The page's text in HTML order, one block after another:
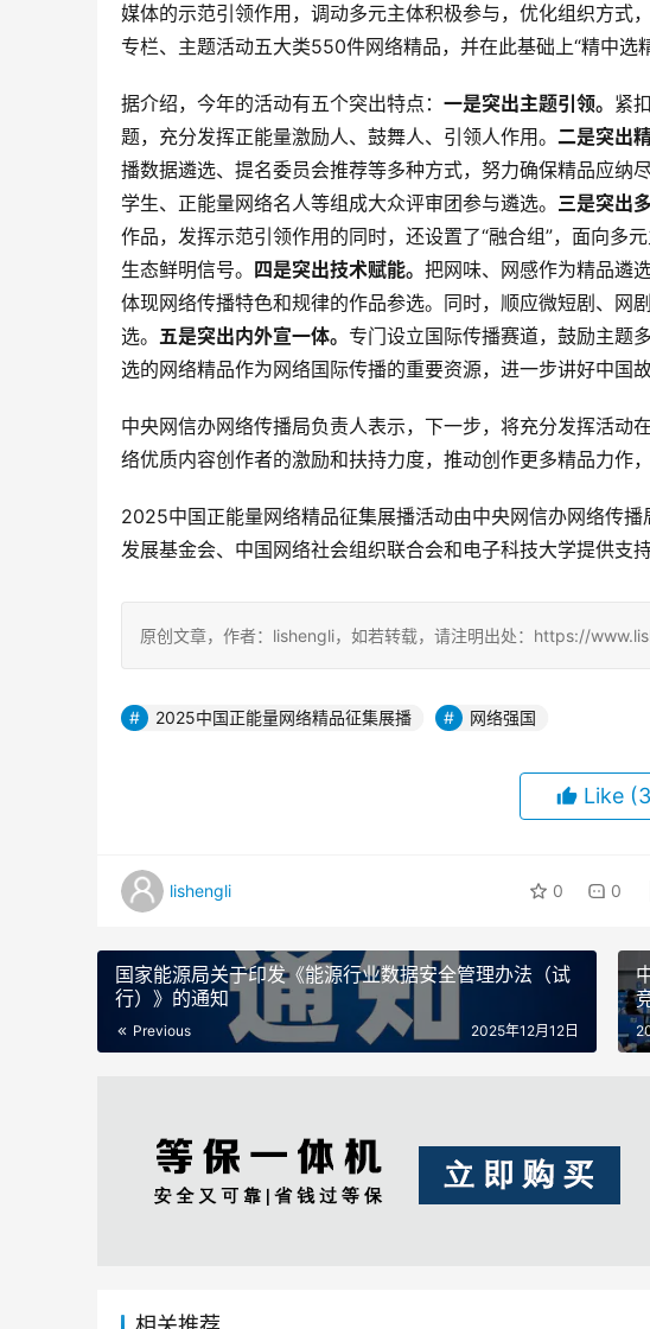
媒体的示范引领作用，调动多元主体积极参与，优化组织方式
专栏、主题活动五大类550件网络精品，并在此基础上“精中选
据介绍，今年的活动有五个突出特点： 一是突出主题引领。 紧
题，充分发挥正能量激励人、鼓舞人、引领人作用。 二是突出
播数据遴选、提名委员会推荐等多种方式，努力确保精品应纳
学生、正能量网络名人等组成大众评审团参与遴选。 三是突出
作品，发挥示范引领作用的同时，还设置了“融合组”，面向多
生态鲜明信号。 四是突出技术赋能。 把网味、网感作为精品遴
体现网络传播特色和规律的作品参选。同时，顺应微短剧、网
选。 五是突出内外宣一体。 专门设立国际传播赛道，鼓励主题
选的网络精品作为网络国际传播的重要资源，进一步讲好中国故
中央网信办网络传播局负责人表示，下一步，将充分发挥活动
络优质内容创作者的激励和扶持力度，推动创作更多精品力作
2025中国正能量网络精品征集展播活动由中央网信办网络传
发展基金会、中国网络社会组织联合会和电子科技大学提供支持
原创文章，作者：lishengli，如若转载，请注明出处：https://
2025中国正能量网络精品征集展播 网络强国
Like
lishengli 0 0
国家能源局关于印发《能源行业数据安全管理办法（试
行）》的通知
Previous 2025年12月12日